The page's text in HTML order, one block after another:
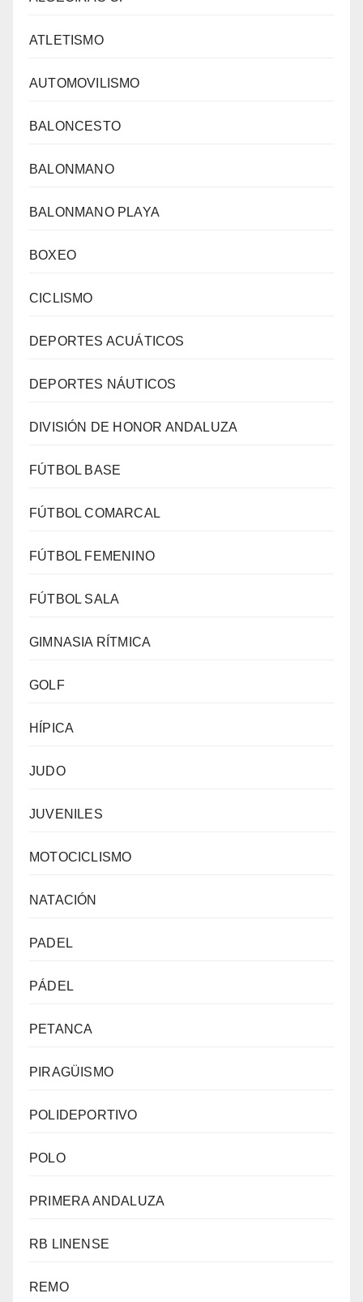
ATLETISMO
AUTOMOVILISMO
BALONCESTO
BALONMANO
BALONMANO PLAYA
BOXEO
CICLISMO
DEPORTES ACUÁTICOS
DEPORTES NÁUTICOS
DIVISIÓN DE HONOR ANDALUZA
FÚTBOL BASE
FÚTBOL COMARCAL
FÚTBOL FEMENINO
FÚTBOL SALA
GIMNASIA RÍTMICA
GOLF
HÍPICA
JUDO
JUVENILES
MOTOCICLISMO
NATACIÓN
PADEL
PÁDEL
PETANCA
PIRAGÜISMO
POLIDEPORTIVO
POLO
PRIMERA ANDALUZA
RB LINENSE
REMO